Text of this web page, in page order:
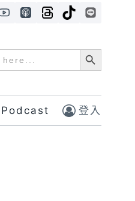
Search Button
Podcast 登入